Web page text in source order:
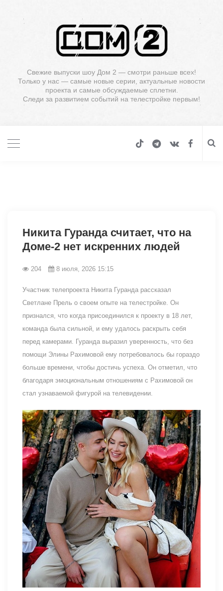
Свежие выпуски шоу Дом 2 — смотри раньше всех!
Только у нас — самые новые серии, актуальные новости
проекта и самые обсуждаемые сплетни.
Следи за развитием событий на телестройке первым!
Никита Гуранда считает, что на
Доме-2 нет искренних людей
204 8 июля, 2026 15:15
Участник телепроекта Никита Гуранда рассказал
Светлане Прель о своем опыте на телестройке. Он
признался, что когда присоединился к проекту в 18 лет,
команда была сильной, и ему удалось раскрыть себя
перед камерами. Гуранда выразил уверенность, что без
помощи Элины Рахимовой ему потребовалось бы гораздо
больше времени, чтобы достичь успеха. Он отметил, что
благодаря эмоциональным отношениям с Рахимовой он
стал узнаваемой фигурой на телевидении.